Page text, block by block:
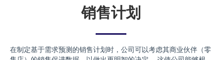
销售计划
在制定基于需求预测的销售计划时，公司可以考虑其商业伙伴（零